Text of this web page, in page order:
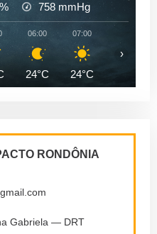
758 mmHg
06:00
24°C
07:00
24°C
›
RONDÔNIA
Gabriela — DRT